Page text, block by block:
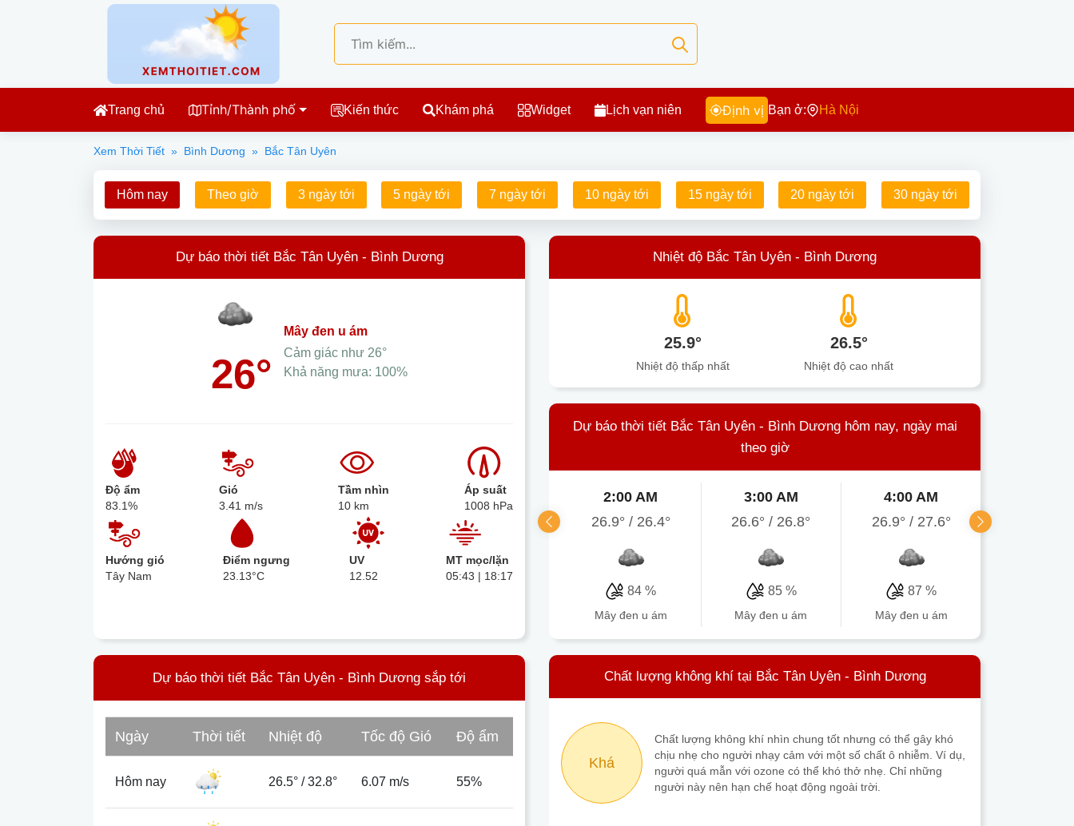
Trang chủ Tỉnh/Thành phố Kiến thức Khám phá Widget Lịch vạn niên Định vị Bạn ở: Hà Nội
Xem Thời Tiết » Bình Dương » Bắc Tân Uyên
Hôm nay Theo giờ 3 ngày tới 5 ngày tới 7 ngày tới 10 ngày tới 15 ngày tới 20 ngày tới 30 ngày tới
Dự báo thời tiết Bắc Tân Uyên - Bình Dương
26°
mây đen u ám
Cảm giác như 26°
Khả năng mưa: 100%
Độ ẩm
83.1%
Gió
3.41 m/s
Tầm nhìn
10 km
Áp suất
1008 hPa
Hướng gió
Tây Nam
Điểm ngưng
23.13°C
UV
12.52
MT mọc/lặn
05:43 | 18:17
Nhiệt độ Bắc Tân Uyên - Bình Dương
25.9°
Nhiệt độ thấp nhất
26.5°
Nhiệt độ cao nhất
Dự báo thời tiết Bắc Tân Uyên - Bình Dương hôm nay, ngày mai
theo giờ
2:00 AM
26.9° / 26.4°
84 %
mây đen u ám
3:00 AM
26.6°/ 26.8°
85 %
mây đen u ám
4:00 AM
26.9° / 27.6°
87 %
mây đen u ám
Dự báo thời tiết Bắc Tân Uyên - Bình Dương sắp tới
Ngày Thời tiết Nhiệt độ Tốc độ Gió Độ ẩm
Hôm nay 26.5° /32.8° 6.07 m/s 55%
Chất lượng không khí tại Bắc Tân Uyên - Bình Dương
Khá
Chất lượng không khí nhìn chung tốt nhưng có thể gây khó
chịu nhẹ cho người nhạy cảm với một số chất ô nhiễm. Ví dụ,
người quá mẫn với ozone có thể khó thở nhẹ. Chỉ những
người này nên hạn chế hoạt động ngoài trời.